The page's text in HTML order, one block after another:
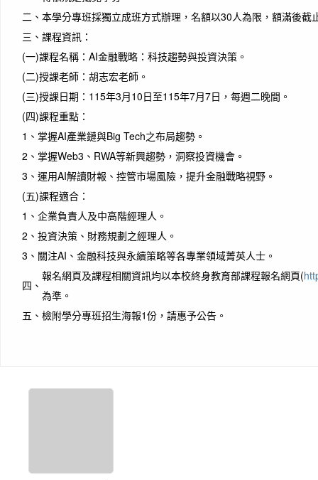
二、 本學分專班採獨立成班方式辦理，名額以30人為限，額滿後截
三、 課程資訊：
(一)課程名稱：AI金融戰略：科技趨勢與投資決策。
(二)授課老師：胡志宏老師。
(三)授課日期：115年3月10日至115年7月7日，每週二晚間。
(四)課程重點：
1、 掌握AI產業鏈與Big Tech之布局趨勢。
2、 掌握Web3、RWA等新興趨勢，洞察投資機會。
3、 運用AI解讀財報、控管市場風險，提升金融戰略視野。
(五)課程適合：
1、 企業負責人及中高階經理人。
2、 投資決策、財務規劃之經理人。
3、 關注AI、金融科技與永續策略等各專業領域菁英人士。
四、
報名網頁及課程相關資訊均以本校終身教育部課程報名網頁(
為準。
五、 檢附學分專班招生海報1份，請惠予公告。